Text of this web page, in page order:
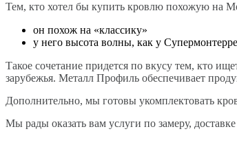
Тем, кто хотел бы купить кровлю похожую на
он похож на «классику»
у него высота волны, как у
Такое сочетание придется по вкусу тем, кто
зарубежья. Металл Профиль обеспечивает
Дополнительно, мы готовы укомплектовать
Мы рады оказать вам услуги по замеру,